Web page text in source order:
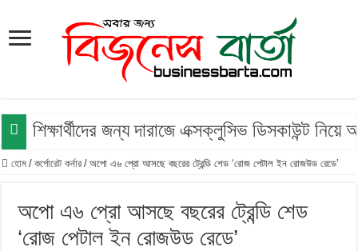
শিক্ষার্থীদের জন্য দারাজে এক্সক্লুসিভ ডিসকাউন্ট
হোম / কর্পোরেট কর্নার / অপো এ৬ প্রো আসছে বছরের ট্রেন্ডি শেড ‘রোজ পেটাল ইন রোজউড রেডে’
অপো এ৬ প্রো আসছে বছরের ট্রেন্ডি শেড
‘রোজ পেটাল ইন রোজউড রেডে’